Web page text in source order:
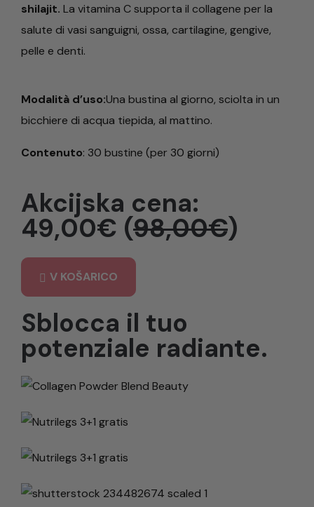
shilajit. La vitamina C supporta il collagene per la
salute di vasi sanguigni, ossa, cartilagine, gengive,
pelle e denti.
Modalità d’uso:Una bustina al giorno, sciolta in un
bicchiere di acqua tiepida, al mattino.
Contenuto: 30 bustine (per 30 giorni)
Akcijska cena:
49,00€ (98,00€)
V KOŠARICO
Sblocca il tuo
potenziale radiante.